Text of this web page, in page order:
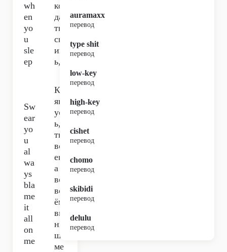
wh
en
yo
u
sle
ep
ког
да
ты
сп
иш
ь,
Sw
ear
yo
u
al
wa
ys
bla
me
it
all
on
me
Кл
ян
ус
ь,
ты
вс
егд
а
во
вс
ём
ви
ни
шь
ме
auramaxx
перевод
type shit
перевод
low-key
перевод
high-key
перевод
cishet
перевод
chomo
перевод
skibidi
перевод
delulu
перевод